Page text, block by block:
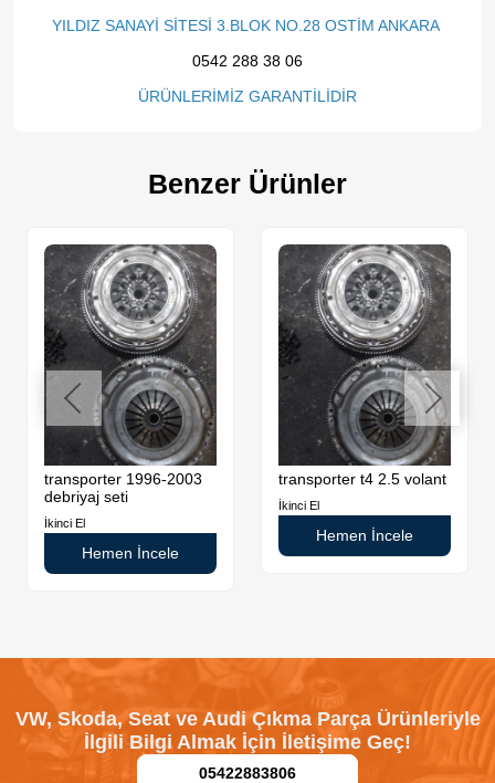
YILDIZ SANAYİ SİTESİ 3.BLOK NO.28 OSTİM ANKARA
0542 288 38 06
ÜRÜNLERİMİZ GARANTİLİDİR
Benzer Ürünler
transporter 1996-2003
debriyaj seti
İkinci El
Hemen İncele
transporter t4 2.5 volant
İkinci El
Hemen İncele
VW, Skoda, Seat ve Audi Çıkma Parça Ürünleriyle
İlgili Bilgi Almak İçin İletişime Geç!
05422883806